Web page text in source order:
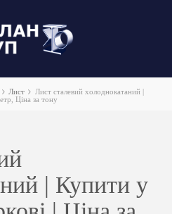
Лист
Лист сталевий холоднокатаний |
Ціна за тону
| Купити у